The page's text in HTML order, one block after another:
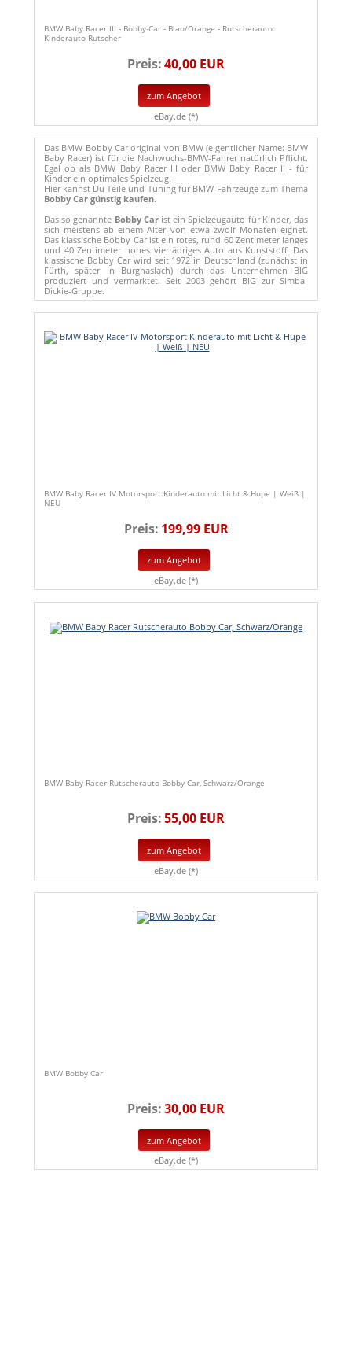
BMW Baby Racer III - Bobby-Car - Blau/Orange - Rutscherauto
Kinderauto Rutscher
Preis:40,00 EUR
zum Angebot
eBay.de (*)
Das BMW Bobby Car original von BMW (eigentlicher Name: BMW
Baby Racer) ist für die Nachwuchs-BMW-Fahrer natürlich Pflicht.
Egal ob als BMW Baby Racer III oder BMW Baby Racer II - für
Kinder ein optimales Spielzeug.
Hier kannst Du Teile und Tuning für BMW-Fahrzeuge zum Thema
Bobby Car günstig kaufen.
Das so genannte Bobby Carist ein Spielzeugauto für Kinder, das
sich meistens ab einem Alter von etwa zwölf Monaten eignet.
Das klassische Bobby Car ist ein rotes, rund 60 Zentimeter langes
und 40 Zentimeter hohes vierrädriges Auto aus Kunststoff. Das
klassische Bobby Car wird seit 1972 in Deutschland (zunächst in
Fürth, später in Burghaslach) durch das Unternehmen BIG
produziert und vermarktet. Seit 2003 gehört BIG zur Simba-
Dickie-Gruppe.
BMW Baby Racer IV Motorsport Kinderauto mit Licht & Hupe | Weiß |
NEU
Preis: 199,99 EUR
zum Angebot
eBay.de (*)
BMW Baby Racer Rutscherauto Bobby Car, Schwarz/Orange
Preis:55,00 EUR
zum Angebot
eBay.de (*)
BMW Bobby Car
Preis:30,00 EUR
zum Angebot
eBay.de (*)